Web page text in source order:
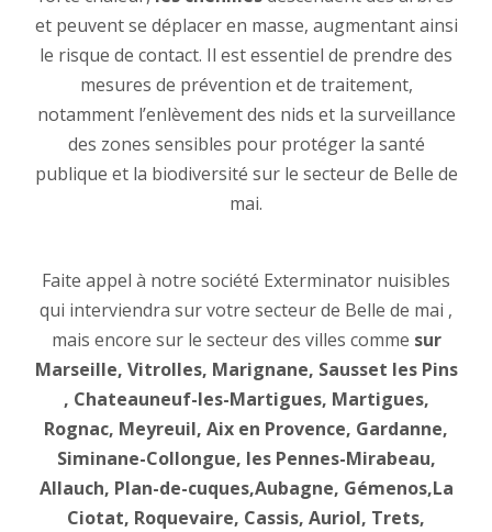
et peuvent se déplacer en masse, augmentant ainsi
le risque de contact. Il est essentiel de prendre des
mesures de prévention et de traitement,
notamment l’enlèvement des nids et la surveillance
des zones sensibles pour protéger la santé
publique et la biodiversité sur le secteur de Belle de
mai.
Faite appel à notre société Exterminator nuisibles
qui interviendra sur votre secteur de Belle de mai ,
mais encore sur le secteur des villes comme sur
Marseille, Vitrolles, Marignane, Sausset les Pins
, Chateauneuf-les-Martigues, Martigues,
Rognac, Meyreuil, Aix en Provence, Gardanne,
Siminane-Collongue, les Pennes-Mirabeau,
Allauch, Plan-de-cuques,Aubagne, Gémenos,La
Ciotat, Roquevaire, Cassis, Auriol, Trets,